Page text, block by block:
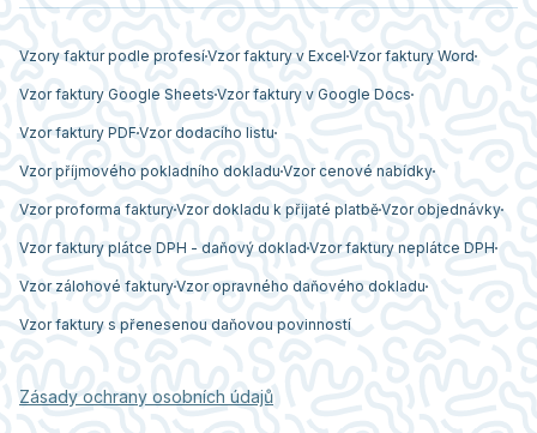
Vzory faktur podle profesíVzor faktury v Excel Vzor faktury Word
Vzor faktury Google Sheets Vzor faktury v Google Docs
Vzor faktury PDF Vzor dodacího listu
Vzor příjmového pokladního dokladu Vzor cenové nabídky
Vzor proforma fakturyVzor dokladu k přijaté platběVzor objednávky
Vzor faktury plátce DPH - daňový doklad Vzor faktury neplátce DPH
Vzor zálohové fakturyVzor opravného daňového dokladu
Vzor faktury s přenesenou daňovou povinností
Zásady ochrany osobních údajů